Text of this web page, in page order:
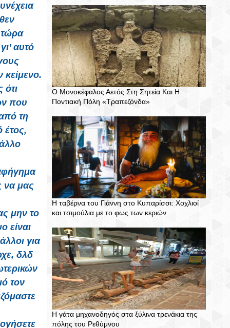
τώρα
αυτό
ότι
που
τη
έτος,
να μας
μην το
είναι
για
δλδ
τον
Ο Μονοκέφαλος Αετός Στη Σητεία Και Η
Ποντιακή Πόλη «Τραπεζόνδα»
Η ταβέρνα του Γιάννη στο Κυπαρίσσι: Χοχλιοί
και τσιμούλια με το φως των κεριών
Η γάτα μηχανοδηγός στα ξύλινα τρενάκια της
πόλης του Ρεθύμνου